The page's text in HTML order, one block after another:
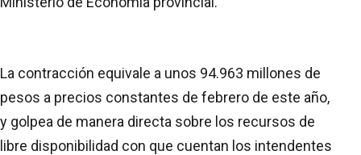
La contracción equivale a unos 94.963 millones de
pesos a precios constantes de febrero de este año,
y golpea de manera directa sobre los recursos de
libre disponibilidad con que cuentan los intendentes